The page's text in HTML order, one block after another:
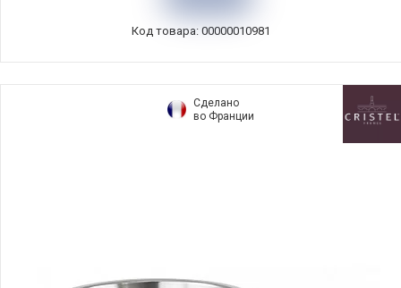
Код товара: 00000010981
Сделано
во Франции